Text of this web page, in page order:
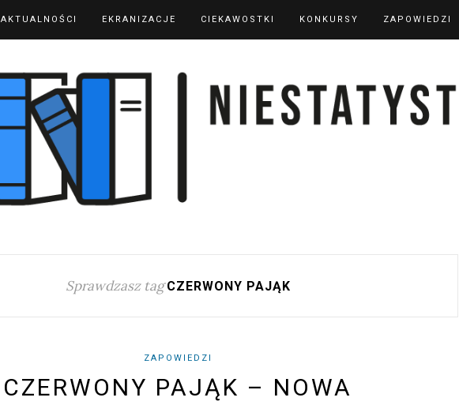
AKTUALNOŚCI EKRANIZACJE CIEKAWOSTKI KONKURSY ZAPOWIEDZI
Sprawdzasz tag CZERWONY PAJĄK
ZAPOWIEDZI
CZERWONY PAJĄK – NOWA